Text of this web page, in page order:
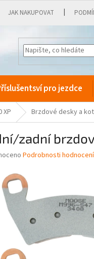
JAK NAKUPOVAT
pro jezdce
XP Brzdové desky a
zadní
Podrobnosti hodnocení